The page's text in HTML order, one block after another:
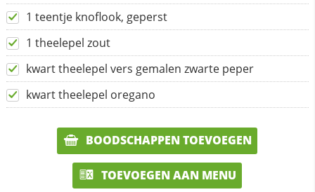
1 teentje knoflook, geperst
1 theelepel zout
kwart theelepel vers gemalen zwarte peper
kwart theelepel oregano
BOODSCHAPPEN TOEVOEGEN
TOEVOEGEN AAN MENU